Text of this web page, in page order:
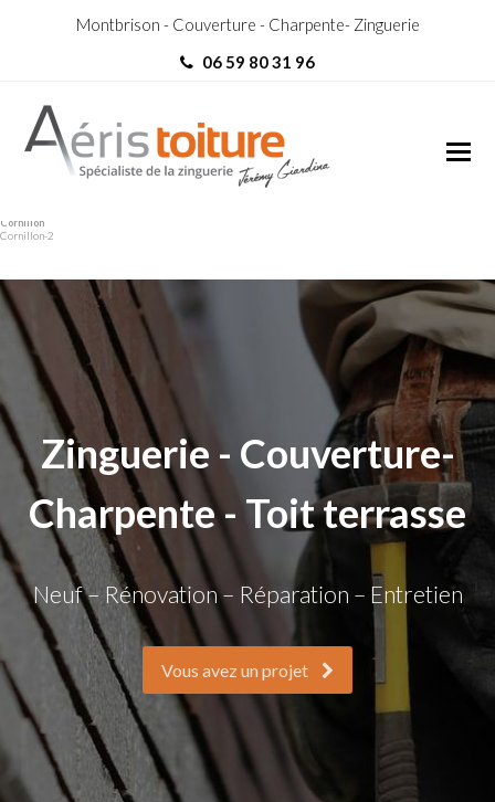
Montbrison - Couverture - Charpente- Zinguerie
06 59 80 31 96
Cornillon
Cornillon-2
Zinguerie - Couverture-
Charpente - Toit terrasse
Neuf – Rénovation – Réparation – Entretien
Vous avez un projet